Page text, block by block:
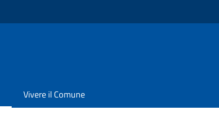
Vivere il Comune